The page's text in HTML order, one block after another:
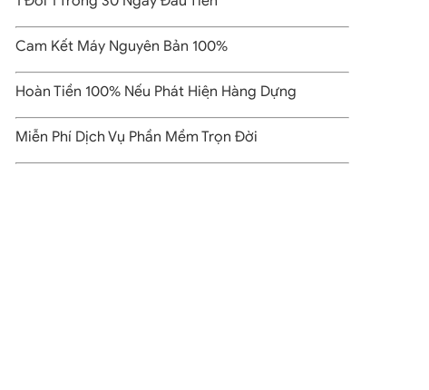
Cam Kết Máy Nguyên Bản 100%
Hoàn Tiền 100% Nếu Phát Hiện Hàng Dựng
Miễn Phí Dịch Vụ Phần Mềm Trọn Đời